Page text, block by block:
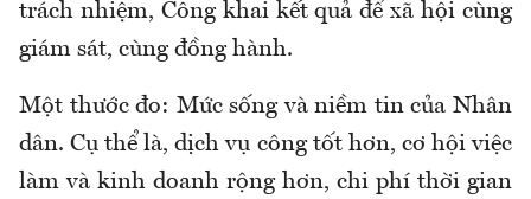
trách nhiệm, Công khai kết quả để xã hội cùng
giám sát, cùng đồng hành.
Một thước đo: Mức sống và niềm tin của Nhân
dân. Cụ thể là, dịch vụ công tốt hơn, cơ hội việc
làm và kinh doanh rộng hơn, chi phí thời gian